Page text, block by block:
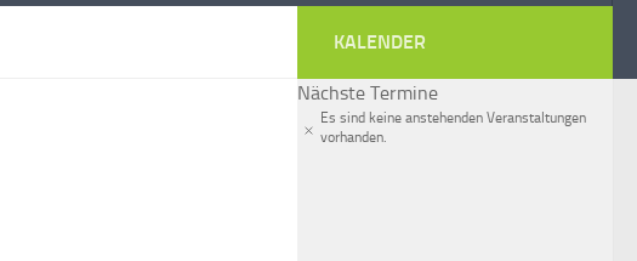
KALENDER
Nächste Termine
Hinweis
Es sind keine anstehenden Veranstaltungen
vorhanden.